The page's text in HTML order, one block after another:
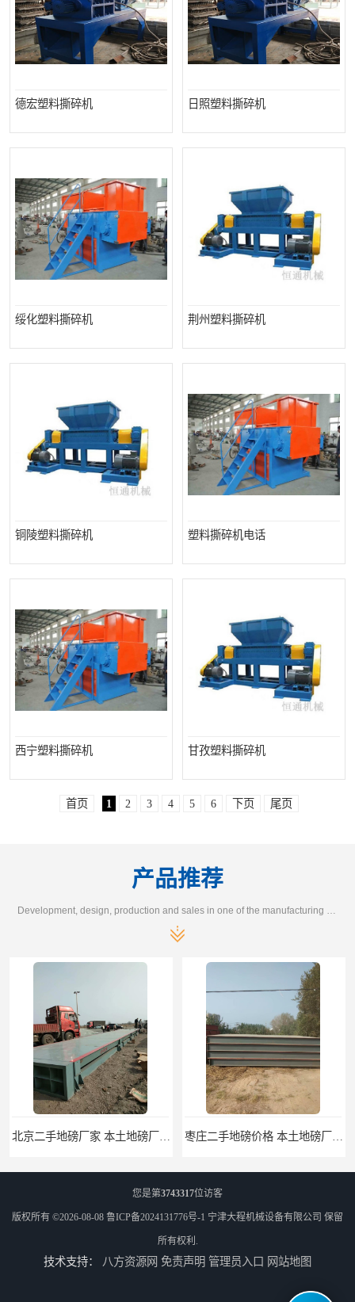
德宏塑料撕碎机 日照塑料撕碎机
绥化塑料撕碎机 荆州塑料撕碎机
铜陵塑料撕碎机 塑料撕碎机电话
西宁塑料撕碎机 甘孜塑料撕碎机
首页 1 2 3 4 5 6 下页 尾页
产品推荐
Development, design, production and sales in one of the manufacturing enterprises
您是第3743317位访客
版权所有 ©2026-08-08 鲁ICP备2024131776号-1 宁津大程机械设备有限公司 保留
所有权利.
技术支持： 八方资源网 免责声明 管理员入口 网站地图